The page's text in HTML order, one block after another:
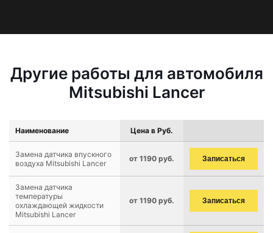
Другие работы для автомобиля
Mitsubishi Lancer
Наименование Цена в Руб.
Замена датчика впускного
воздуха Mitsubishi Lancer
от 1190 руб. Записаться
Замена датчика
температуры
охлаждающей жидкости
Mitsubishi Lancer
от 1190 руб. Записаться